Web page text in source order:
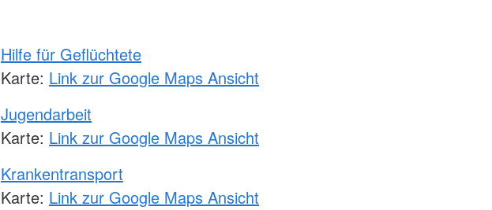
Hilfe für Geflüchtete
Karte: Link zur Google Maps Ansicht
Jugendarbeit
Karte: Link zur Google Maps Ansicht
Krankentransport
Karte: Link zur Google Maps Ansicht